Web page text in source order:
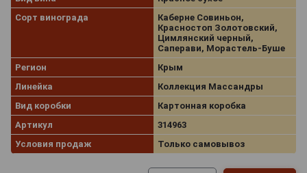
Сорт винограда
Каберне Совиньон,
Красностоп Золотовский,
Цимлянский черный,
Саперави, Морастель-Буше
Регион
Крым
Линейка
Коллекция Массандры
Вид коробки
Картонная коробка
Артикул
314963
Условия продаж
Только самовывоз